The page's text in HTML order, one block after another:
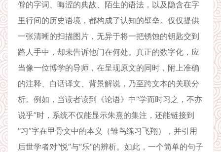
僻的字词、晦涩的典故、陌生的语法，以及隐含在字
里行间的历史语境，都构成了认知的壁垒。仅仅提供
一张清晰的扫描图片，无异于将一把锈蚀的钥匙交到
路人手中，却未告诉他门在何处。真正的数字化，应
当像一位博学的导师，在呈现原文的同时，附上准确
的注释、白话译文、背景解说，乃至跨文本的关联分
析。例如，当读者读到《论语》中“学而时习之，不亦
说乎”时，系统不仅能显示朱熹的集注，还能链接到
“习”字在甲骨文中的本义（雏鸟练习飞翔），并引用
后世学者对“悦”与“乐”的辨析。如此，一个简单的句子